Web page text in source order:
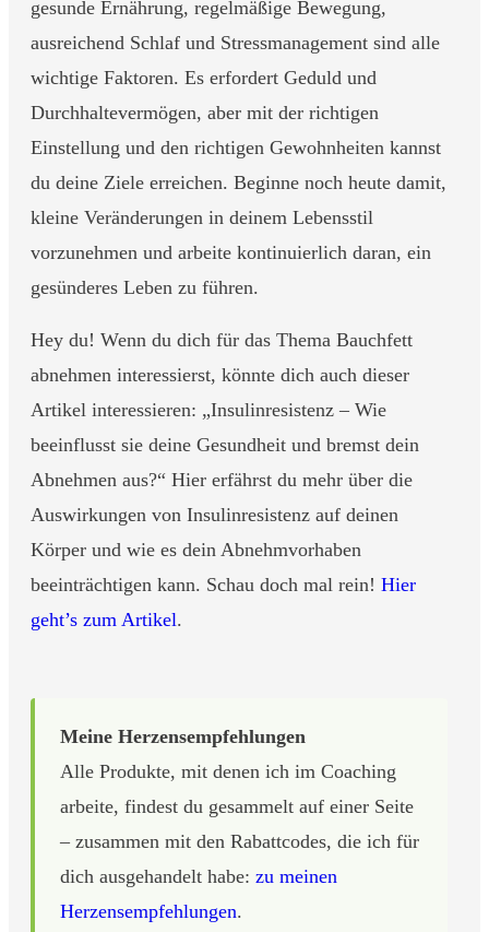
gesunde Ernährung, regelmäßige Bewegung,
ausreichend Schlaf und Stressmanagement sind alle
wichtige Faktoren. Es erfordert Geduld und
Durchhaltevermögen, aber mit der richtigen
Einstellung und den richtigen Gewohnheiten kannst
du deine Ziele erreichen. Beginne noch heute damit,
kleine Veränderungen in deinem Lebensstil
vorzunehmen und arbeite kontinuierlich daran, ein
gesünderes Leben zu führen.
Hey du! Wenn du dich für das Thema Bauchfett
abnehmen interessierst, könnte dich auch dieser
Artikel interessieren: „Insulinresistenz – Wie
beeinflusst sie deine Gesundheit und bremst dein
Abnehmen aus?“ Hier erfährst du mehr über die
Auswirkungen von Insulinresistenz auf deinen
Körper und wie es dein Abnehmvorhaben
beeinträchtigen kann. Schau doch mal rein! Hier
geht’s zum Artikel.
Meine Herzensempfehlungen
Alle Produkte, mit denen ich im Coaching
arbeite, findest du gesammelt auf einer Seite
– zusammen mit den Rabattcodes, die ich für
dich ausgehandelt habe:zu meinen
Herzensempfehlungen.